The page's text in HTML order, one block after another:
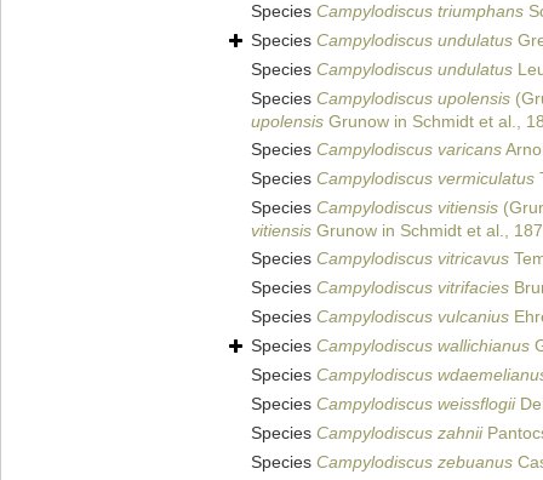
Species Campylodiscus triumphans
Species Campylodiscus undulatus
Species Campylodiscus undulatus
Species Campylodiscus upolensis
upolensis Grunow in Schmidt et al.,
Species Campylodiscus varicans
Species Campylodiscus vermiculatus
Species Campylodiscus vitiensis
vitiensis Grunow in Schmidt et al.,
Species Campylodiscus vitricavus
Species Campylodiscus vitrifacies
Species Campylodiscus vulcanius
Species Campylodiscus wallichianus
Species Campylodiscus
Species Campylodiscus weissflogii
Species Campylodiscus zahnii
Species Campylodiscus zebuanus